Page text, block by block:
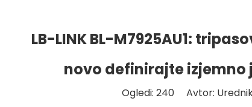
LB-LINK BL-M7925AU1:
novo definirajte izjemno
Ogledi: 240Avtor: Urednik